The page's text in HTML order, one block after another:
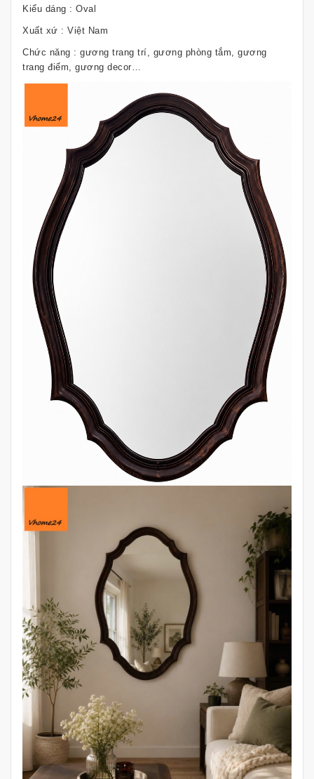
Kiểu dáng : Oval
Xuất xứ : Việt Nam
Chức năng : gương trang trí, gương phòng tắm, gương
trang điểm, gương decor…